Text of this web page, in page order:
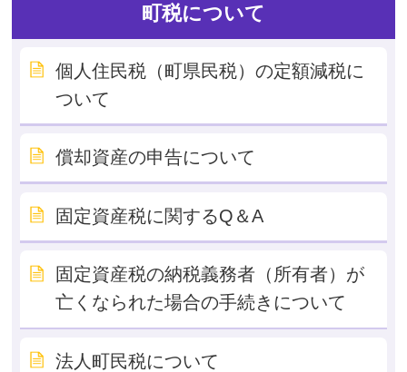
町税について
個人住民税（町県民税）の定額減税に
ついて
償却資産の申告について
固定資産税に関するQ＆A
固定資産税の納税義務者（所有者）が
亡くなられた場合の手続きについて
法人町民税について